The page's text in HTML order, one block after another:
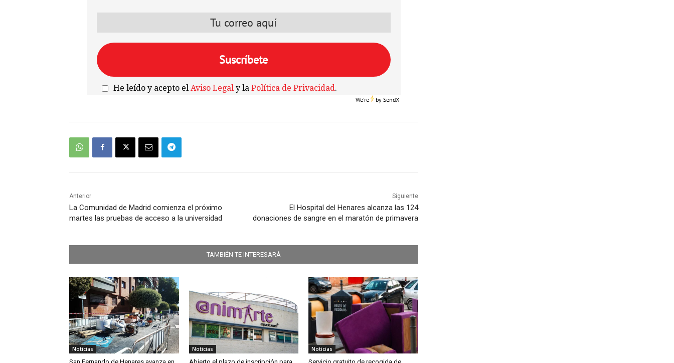
He leído y acepto el Aviso Legaly la Política de Privacidad.
We're bySendX
Anterior
La Comunidad de Madrid comienza el próximo
martes las pruebas de acceso a la universidad
Siguiente
El Hospital del Henares alcanza las 124
donaciones de sangre en el maratón de primavera
TAMBIÉN TE INTERESARÁ
Noticias Noticias Noticias